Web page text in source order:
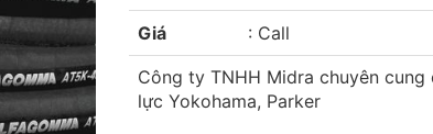
Giá : Call
Công ty TNHH Midra chuyên
lực Yokohama, Parker